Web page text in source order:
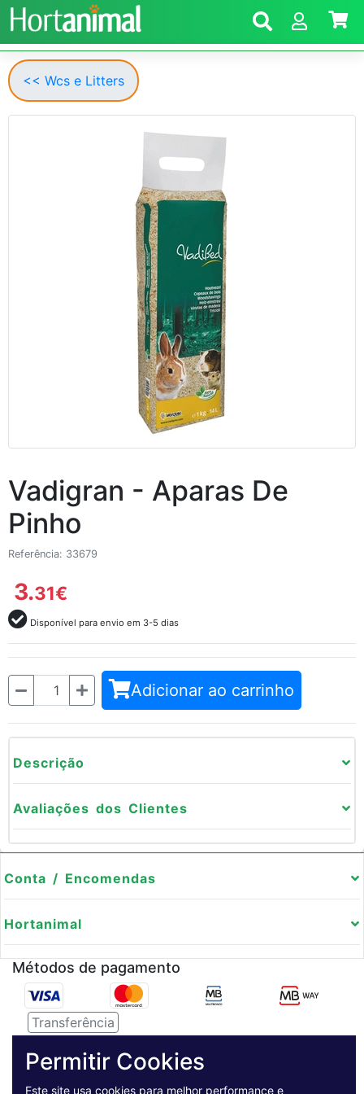
<< Wcs e Litters
Vadigran - Aparas De
Pinho
Referência: 33679
3.31€
Disponível para envio em 3-5 dias
Quantidade Adicionar ao carrinho
Descrição
Avaliações dos Clientes
Conta / Encomendas
Hortanimal
Métodos de pagamento
Transferência
Permitir Cookies
Este site usa cookies para melhor performance e